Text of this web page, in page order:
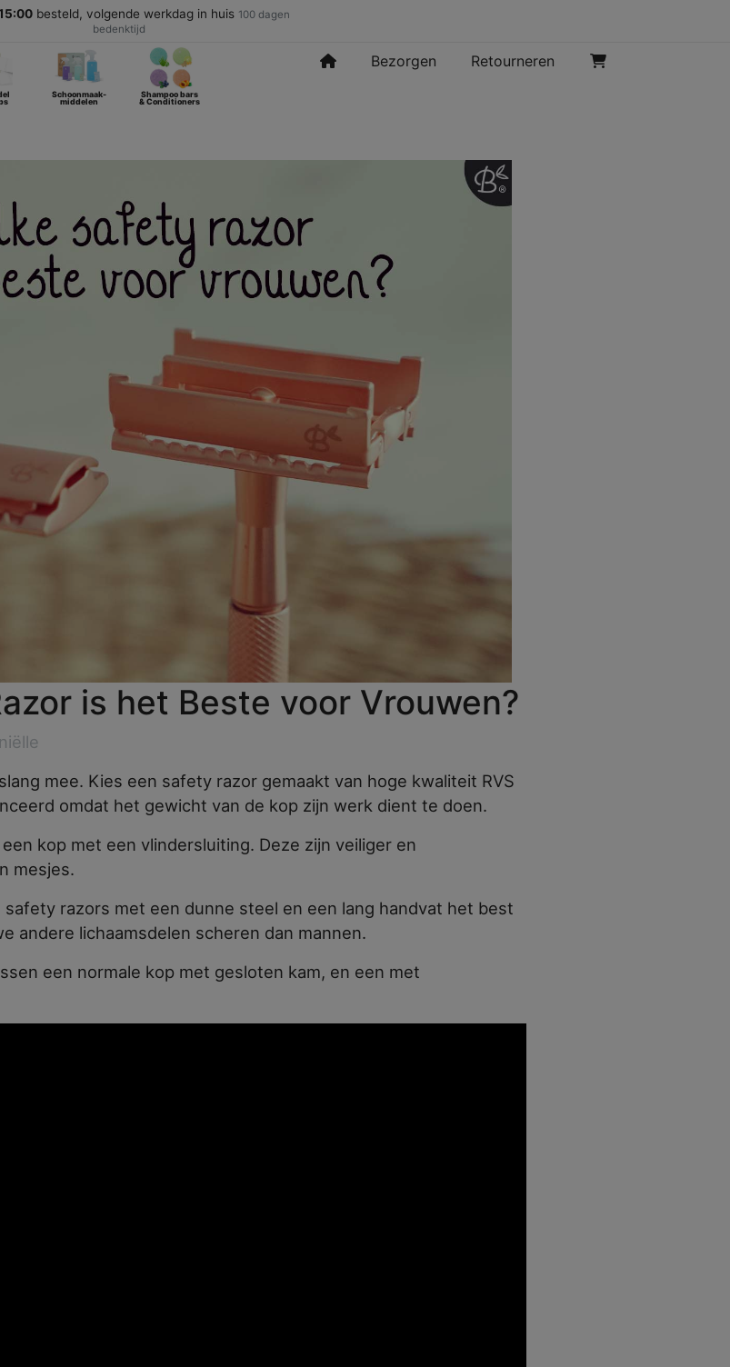
besteld, volgende werkdag in huis 100 dagen
bedenktijd
Schoonmaak-
middelen
Shampoo bars
& Conditioners
Bezorgen Retourneren
is het Beste voor Vrouwen?
mee. Kies een safety razor gemaakt van hoge kwaliteit RVS
omdat het gewicht van de kop zijn werk dient te doen.
kop met een vlindersluiting. Deze zijn veiliger en
mesjes.
razors met een dunne steel en een lang handvat het best
andere lichaamsdelen scheren dan mannen.
een normale kop met gesloten kam, en een met